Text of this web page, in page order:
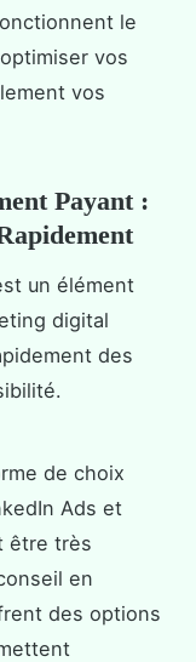
le
vos
vos
Payant :
un élément
digital
des
de choix
Ads et
être très
en
des options